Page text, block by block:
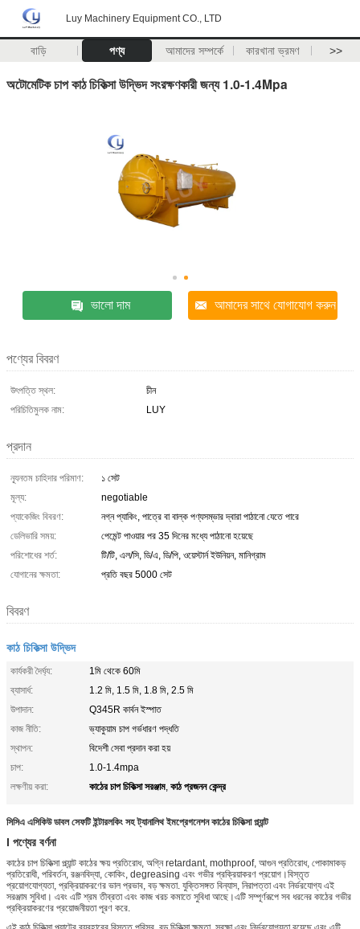
Luy Machinery Equipment CO., LTD
বাড়ি পণ্য আমাদের সম্পর্কে কারখানা ভ্রমণ >>
অটোমেটিক চাপ কাঠ চিকিত্সা উদ্ভিদ সংরক্ষণকারী জন্য 1.0-1.4Mpa
ভালো দাম আমাদের সাথে যোগাযোগ করুন
পণ্যের বিবরণ
উৎপত্তি স্থল:
চীন
পরিচিতিমুলক নাম:
LUY
প্রদান
ন্যূনতম চাহিদার পরিমাণ:
১ সেট
মূল্য:
negotiable
প্যাকেজিং বিবরণ:
নগ্ন প্যাকিং, পাত্রে বা বাল্ক পণ্যসম্ভার দ্বারা পাঠানো যেতে পারে
ডেলিভারি সময়:
পেমেন্ট পাওয়ার পর 35 দিনের মধ্যে পাঠানো হয়েছে
পরিশোধের শর্ত:
টি/টি, এল/সি, ডি/এ, ডি/পি, ওয়েস্টার্ন ইউনিয়ন, মানিগ্রাম
যোগানের ক্ষমতা:
প্রতি বছর 5000 সেট
বিবরণ
কাঠ চিকিত্সা উদ্ভিদ
কার্যকরী দৈর্ঘ্য:
1মি থেকে 60মি
ব্যাসার্ধ:
1.2 মি, 1.5 মি, 1.8 মি, 2.5 মি
উপাদান:
Q345R কার্বন ইস্পাত
কাজ নীতি:
ভ্যাকুয়াম চাপ গর্ভধারণ পদ্ধতি
স্থাপন:
বিদেশী সেবা প্রদান করা হয়
চাপ:
1.0-1.4mpa
লক্ষণীয় করা:
কাঠের চাপ চিকিত্সা সরঞ্জাম, কাঠ প্রজনন কেন্দ্র
সিসিএ এসিকিউ ডাবল সেফটি ইন্টারলকিং সহ ট্যানালিথ ইমপ্রেগনেশন কাঠের চিকিত্সা প্ল্যান্ট
I পণ্যের বর্ণনা
কাঠের চাপ চিকিত্সা প্ল্যান্ট কাঠের ক্ষয় প্রতিরোধ, অগ্নি retardant, mothproof, আগুন প্রতিরোধ, পোকামাকড়
প্রতিরোধী, পরিবর্তন, রঞ্জনবিদ্যা, কোকিং, degreasing এবং গভীর প্রক্রিয়াকরণ প্রয়োগ।বিস্তৃত
প্রয়োগযোগ্যতা, প্রক্রিয়াকরণের ভাল প্রভাব, বড় ক্ষমতা. যুক্তিসঙ্গত বিন্যাস, নিরাপত্তা এবং নির্ভরযোগ্য এই
সরঞ্জাম সুবিধা। এবং এটি শ্রম তীব্রতা এবং কাজ খরচ কমাতে সুবিধা আছে।এটি সম্পূর্ণরূপে সব ধরনের কাঠের গভীর
প্রক্রিয়াকরণের প্রয়োজনীয়তা পূরণ করে.